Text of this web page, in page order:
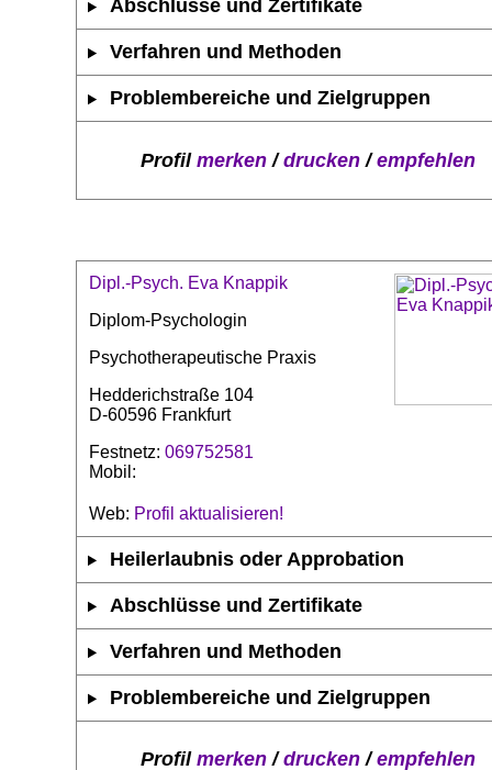
Abschlüsse und Zertifikate
Verfahren und Methoden
Problembereiche und Zielgruppen
Profil merken/drucken/empfehlen
Dipl.-Psych. Eva Knappik
Diplom-Psychologin
Psychotherapeutische Praxis
Hedderichstraße 104
D-60596 Frankfurt
Festnetz: 069752581
Mobil:
Web: Profil aktualisieren!
Heilerlaubnis oder Approbation
Abschlüsse und Zertifikate
Verfahren und Methoden
Problembereiche und Zielgruppen
Profil merken/drucken/empfehlen